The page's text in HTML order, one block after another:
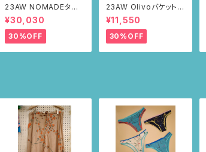
23AW NOMADEター
トルワンピース(メランジ
グレー・サボテンの山道
柄)
¥30,030
30%OFF
23AW Olivoバケットハ
ット（ブラウン・ポピー
柄）
¥11,550
30%OFF